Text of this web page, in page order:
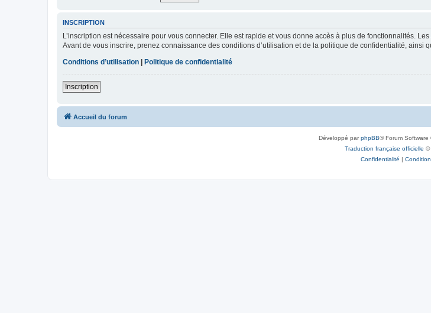
INSCRIPTION
L’inscription est nécessaire pour vous connecter. Elle est rapide et vous donne accès à plus de fonctionnalités.
Avant de vous inscrire, prenez connaissance des conditions d’utilisation et de la politique de confidentialité, ainsi
Conditions d’utilisation
Politique de confidentialité
Inscription
Accueil du forum
Développé parphpBB® Forum Software
Traduction française officielle ©
Confidentialité |